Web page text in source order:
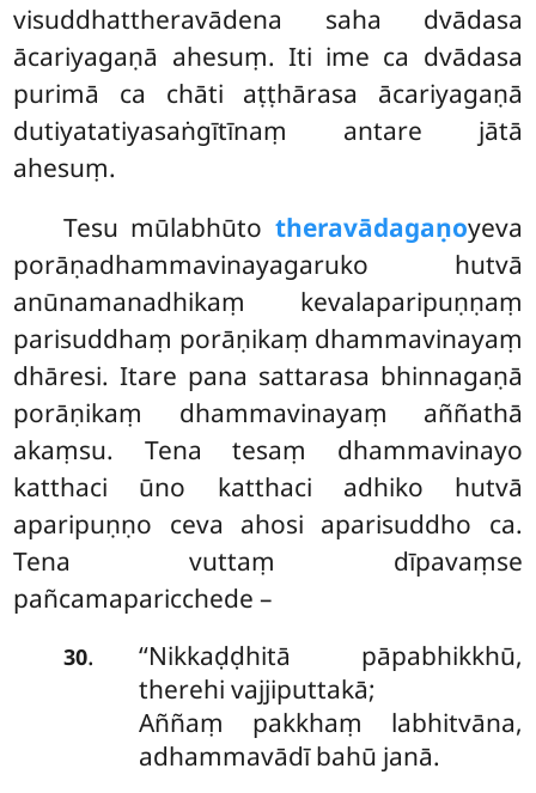
visuddhattheravādena saha dvādasa
ācariyagaṇā ahesuṃ. Iti ime ca dvādasa
purimā ca chāti aṭṭhārasa ācariyagaṇā
dutiyatatiyasaṅgītīnaṃ antare jātā
ahesuṃ.
Tesu mūlabhūto theravādagaṇoyeva
porāṇadhammavinayagaruko hutvā
anūnamanadhikaṃ kevalaparipuṇṇaṃ
parisuddhaṃ porāṇikaṃ dhammavinayaṃ
dhāresi. Itare pana sattarasa bhinnagaṇā
porāṇikaṃ dhammavinayaṃ aññathā
akaṃsu. Tena tesaṃ dhammavinayo
katthaci ūno katthaci adhiko hutvā
aparipuṇṇo ceva ahosi aparisuddho ca.
Tena vuttaṃ dīpavaṃse
pañcamaparicchede –
30.
‘‘Nikkaḍḍhitā pāpabhikkhū,
therehi vajjiputtakā;
Aññaṃ pakkhaṃ labhitvāna,
adhammavādī bahū janā.